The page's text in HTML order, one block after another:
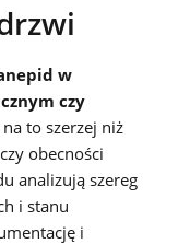
w
czy
to szerzej niż
obecności
analizują szereg
i stanu
i